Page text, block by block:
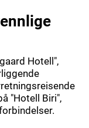
Hotell",
"Hotell Biri",